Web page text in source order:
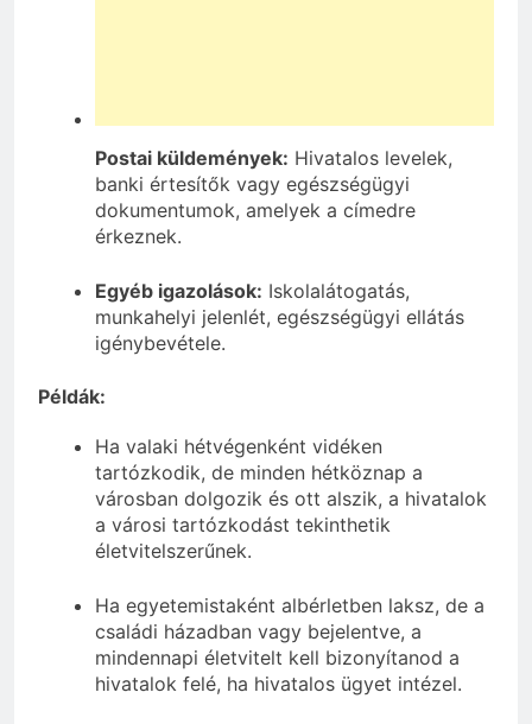
Postai küldemények: Hivatalos levelek,
banki értesítők vagy egészségügyi
dokumentumok, amelyek a címedre
érkeznek.
Egyéb igazolások: Iskolalátogatás,
munkahelyi jelenlét, egészségügyi ellátás
igénybevétele.
Példák:
Ha valaki hétvégenként vidéken
tartózkodik, de minden hétköznap a
városban dolgozik és ott alszik, a hivatalok
a városi tartózkodást tekinthetik
életvitelszerűnek.
Ha egyetemistaként albérletben laksz, de a
családi házadban vagy bejelentve, a
mindennapi életvitelt kell bizonyítanod a
hivatalok felé, ha hivatalos ügyet intézel.